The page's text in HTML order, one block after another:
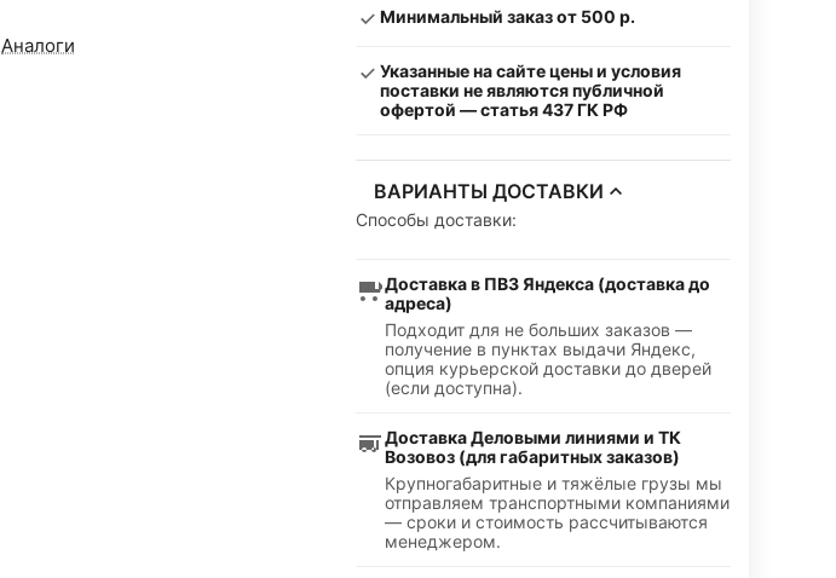
Аналоги
Минимальный заказ от 500 р.
Указанные на сайте цены и условия
поставки не являются публичной
офертой — статья 437 ГК РФ
ВАРИАНТЫ ДОСТАВКИ
Способы доставки:
Доставка в ПВЗ Яндекса (доставка до
адреса)
Подходит для не больших заказов —
получение в пунктах выдачи Яндекс,
опция курьерской доставки до дверей
(если доступна).
Доставка Деловыми линиями и ТК
Возовоз (для габаритных заказов)
Крупногабаритные и тяжёлые грузы мы
отправляем транспортными компаниями
— сроки и стоимость рассчитываются
менеджером.